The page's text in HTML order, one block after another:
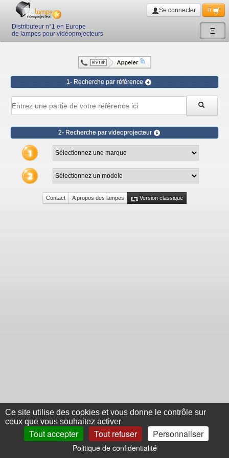
Ξ
Distributeur n°1 en Europe
de lampes pour vidéoprojecteurs
Se connecter 0
1- Recherche par référence
2- Recherche par videoprojecteur
Contact A propos des lampes Version classique
Ce site utilise des cookies et vous donne le contrôle sur
ceux que vous souhaitez activer
Tout accepter Tout refuser Personnaliser
Politique de confidentialité